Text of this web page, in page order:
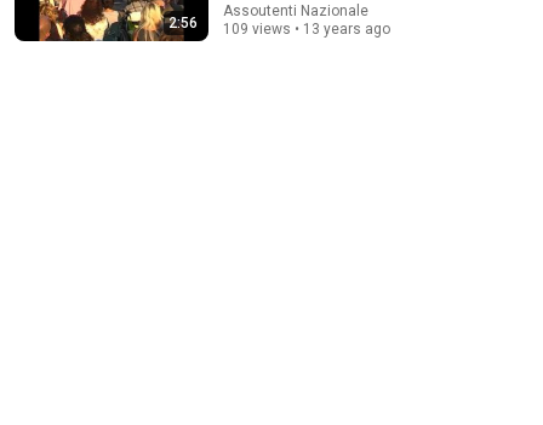
2:56
Assoutenti Nazionale
109 views • 13 years ago